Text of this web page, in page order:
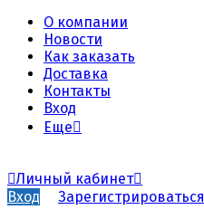
О компании
Новости
Как заказать
Доставка
Контакты
Вход
Еще
Личный кабинет
Вход
Зарегистрироваться